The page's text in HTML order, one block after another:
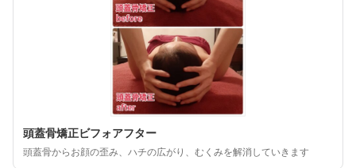
頭蓋骨矯正ビフォアフター
頭蓋骨からお顔の歪み、ハチの広がり、むくみを解消していきます